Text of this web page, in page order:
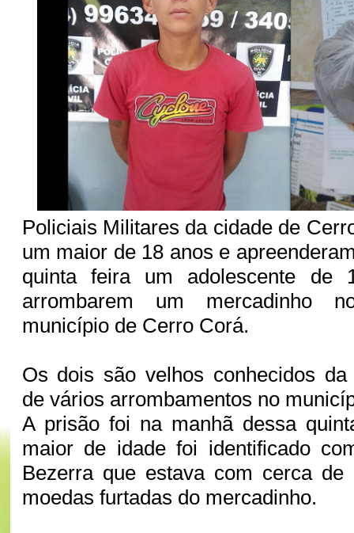
Policiais Militares da cidade de
um maior de 18 anos e
quinta feira um adolescente de
arrombarem um mercadinho
município de Cerro Corá.
Os dois são velhos conhecidos
de vários arrombamentos no
A prisão foi na manhã dessa
maior de idade foi identificado
Bezerra que estava com cerca
moedas furtadas do mercadinho.